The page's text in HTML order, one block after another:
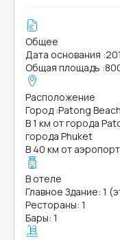
Общее
Дата основания :
Общая площадь :
Расположение
Город :Patong Beach
В 1 км от города
города Phuket
В 40 км от
В отеле
Главное Здание: 1
Рестораны: 1
Бары: 1